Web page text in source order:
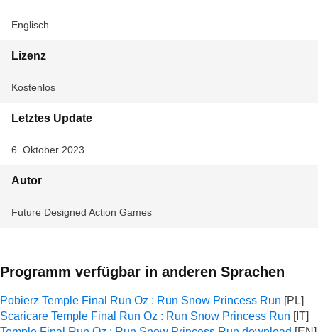
Englisch
Lizenz
Kostenlos
Letztes Update
6. Oktober 2023
Autor
Future Designed Action Games
Programm verfügbar in anderen Sprachen
Pobierz Temple Final Run Oz : Run Snow Princess Run
Scaricare Temple Final Run Oz : Run Snow Princess Run